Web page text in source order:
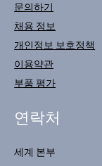
문의하기
채용 정보
개인정보 보호정책
이용약관
부품 평가
연락처
세계 본부